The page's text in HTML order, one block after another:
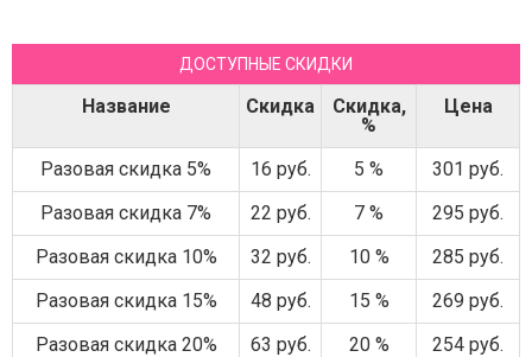
ДОСТУПНЫЕ СКИДКИ
Название Скидка
Скидка,
%
Цена
Разовая скидка 5% 16 руб. 5 %
301 руб.
Разовая скидка 7%
22 руб. 7 %
295 руб.
Разовая скидка 10%
32 руб. 10 %
285 руб.
Разовая скидка 15%
48 руб. 15 %
269 руб.
Разовая скидка 20%
63 руб. 20 %
254 руб.